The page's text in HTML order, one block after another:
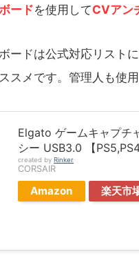
ードを使用してCVアン
ードは公式対応リストに
スメです。管理人も使用
Elgato ゲームキャプチ
シー USB3.0 【
created by Rinker
CORSAIR
Amazon 楽天市